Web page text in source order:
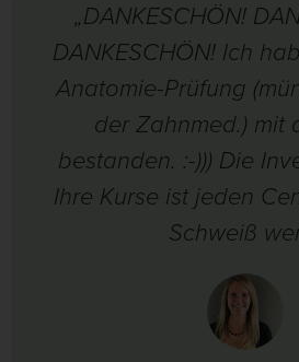
„DANKESCHÖN!
DANKESCHÖN! Ich
Anatomie-Prüfung
der Zahnmed.) mit
bestanden. :-))) Die
Ihre Kurse ist jeden
Schweiß